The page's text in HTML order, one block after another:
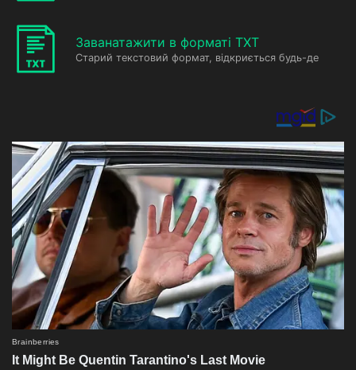
Заванатажити в форматі TXT
Старий текстовий формат, відкриється будь-де